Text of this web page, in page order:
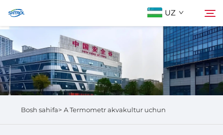
UZ
Biz Haqidida
Mahsulotlar
Qidirish
Bosh sahifa> A Termometr akvakultur uchun